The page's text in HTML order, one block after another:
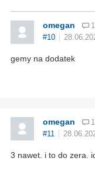
omegan
#10
gemy na dodatek
omegan
#11
3 nawet. i to do zera.